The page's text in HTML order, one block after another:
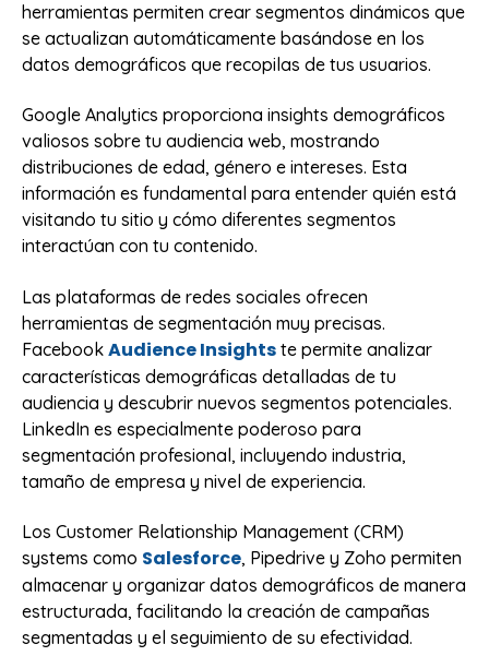
herramientas permiten crear segmentos dinámicos que
se actualizan automáticamente basándose en los
datos demográficos que recopilas de tus usuarios.
Google Analytics proporciona insights demográficos
valiosos sobre tu audiencia web, mostrando
distribuciones de edad, género e intereses. Esta
información es fundamental para entender quién está
visitando tu sitio y cómo diferentes segmentos
interactúan con tu contenido.
Las plataformas de redes sociales ofrecen
herramientas de segmentación muy precisas.
Facebook Audience Insights te permite analizar
características demográficas detalladas de tu
audiencia y descubrir nuevos segmentos potenciales.
LinkedIn es especialmente poderoso para
segmentación profesional, incluyendo industria,
tamaño de empresa y nivel de experiencia.
Los Customer Relationship Management (CRM)
systems como Salesforce, Pipedrive y Zoho permiten
almacenar y organizar datos demográficos de manera
estructurada, facilitando la creación de campañas
segmentadas y el seguimiento de su efectividad.